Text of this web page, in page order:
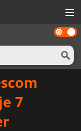
Dark
mode
7